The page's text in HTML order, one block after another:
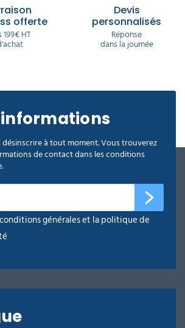
offerte
199€ HT
Devis
personnalisés
Réponse
dans la journée
à tout moment. Vous trouverez
de contact dans les conditions
générales et la politique de